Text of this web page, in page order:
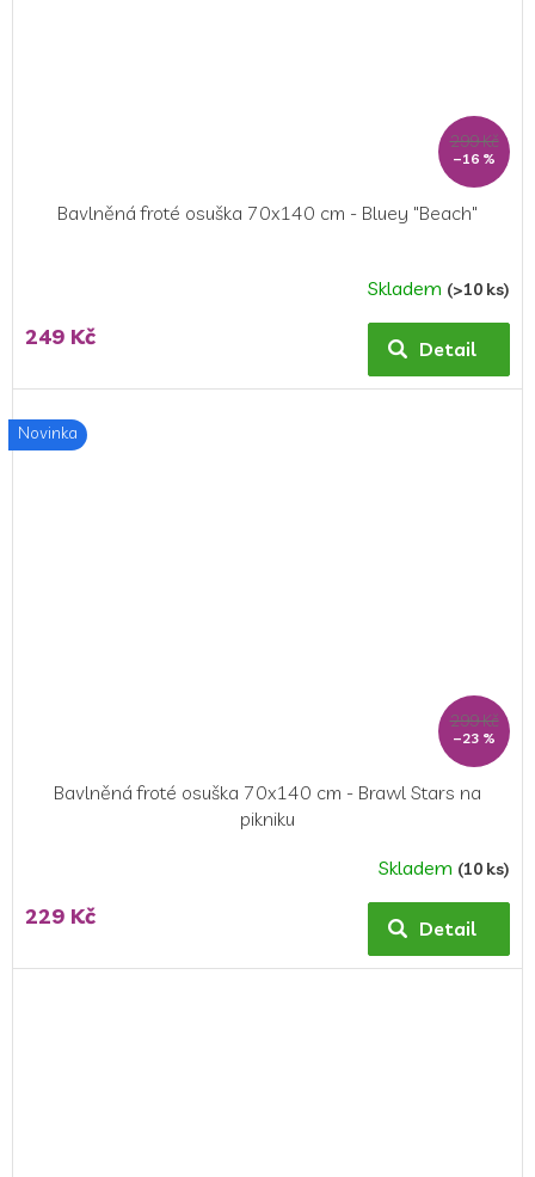
299 Kč
–16 %
Bavlněná froté osuška 70x140 cm - Bluey "Beach"
produktu
z
5
Skladem (>10 ks)
249 Kč Detail
Novinka
299 Kč
–23 %
Bavlněná froté osuška 70x140 cm - Brawl Stars na
pikniku
Skladem (10 ks)
229 Kč Detail